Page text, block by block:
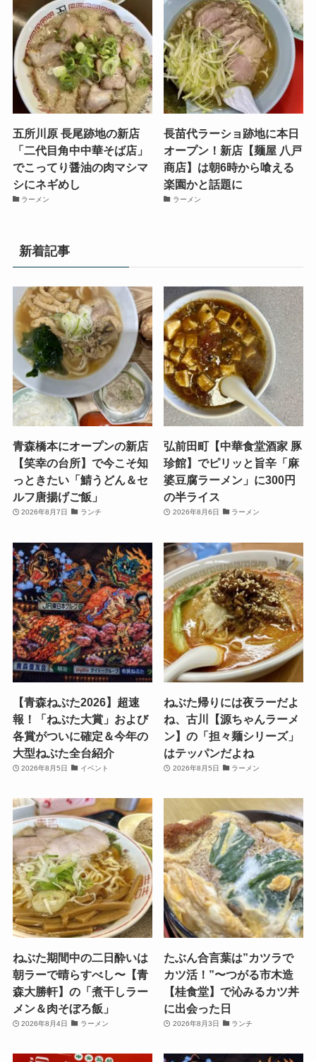
五所川原 長尾跡地の新店
「二代目角中中華そば店」
でこってり醤油の肉マシマ
シにネギめし
ラーメン
長苗代ラーショ跡地に本日
オープン！新店【麺屋 八戸
商店】は朝6時から喰える
楽園かと話題に
ラーメン
新着記事
青森橋本にオープンの新店
【笑幸の台所】で今こそ知
っときたい「鯖うどん＆セ
ルフ唐揚げご飯」
2026年8月7日 ランチ
弘前田町【中華食堂酒家 豚
珍館】でピリッと旨辛「麻
婆豆腐ラーメン」に300円
の半ライス
2026年8月6日 ラーメン
【青森ねぶた2026】超速
報！「ねぶた大賞」および
各賞がついに確定＆今年の
大型ねぶた全台紹介
2026年8月5日 イベント
ねぶた帰りには夜ラーだよ
ね、古川【源ちゃんラーメ
ン】の「担々麺シリーズ」
はテッパンだよね
2026年8月5日 ラーメン
ねぶた期間中の二日酔いは
朝ラーで晴らすべし〜【青
森大勝軒】の「煮干しラー
メン＆肉そぼろ飯」
2026年8月4日 ラーメン
たぶん合言葉は”カツラで
カツ活！”〜つがる市木造
【桂食堂】で沁みるカツ丼
に出会った日
2026年8月3日 ランチ